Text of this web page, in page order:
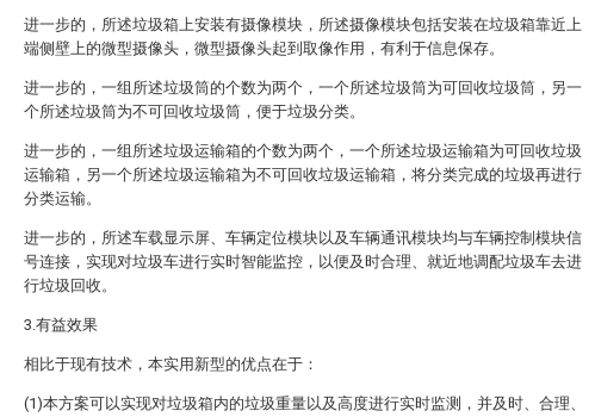
进一步的，所述垃圾箱上安装有摄像模块，所述摄像模块包括安装在垃圾箱靠近上
端侧壁上的微型摄像头，微型摄像头起到取像作用，有利于信息保存。
进一步的，一组所述垃圾筒的个数为两个，一个所述垃圾筒为可回收垃圾筒，另一
个所述垃圾筒为不可回收垃圾筒，便于垃圾分类。
进一步的，一组所述垃圾运输箱的个数为两个，一个所述垃圾运输箱为可回收垃圾
运输箱，另一个所述垃圾运输箱为不可回收垃圾运输箱，将分类完成的垃圾再进行
分类运输。
进一步的，所述车载显示屏、车辆定位模块以及车辆通讯模块均与车辆控制模块信
号连接，实现对垃圾车进行实时智能监控，以便及时合理、就近地调配垃圾车去进
行垃圾回收。
3.有益效果
相比于现有技术，本实用新型的优点在于：
(1)本方案可以实现对垃圾箱内的垃圾重量以及高度进行实时监测，并及时、合理、